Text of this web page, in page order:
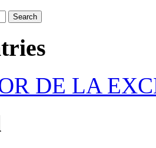
DE LA